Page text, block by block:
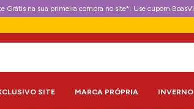
Grátis na sua primeira compra no site*. Use cupom
SITE MARCA PRÓPRIA INVERNO